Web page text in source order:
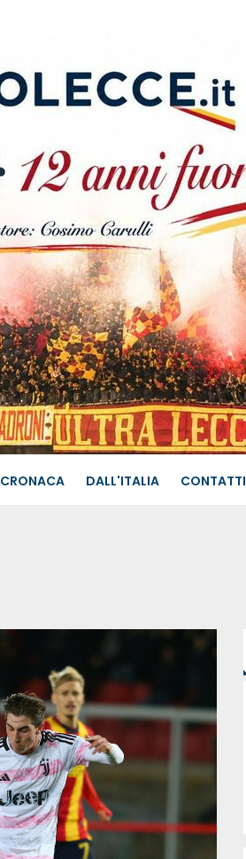
CRONACA DALL'ITALIA CONTATTI